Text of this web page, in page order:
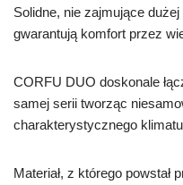
Solidne, nie zajmujące
gwarantują komfort przez
CORFU DUO doskonale
samej serii tworząc
charakterystycznego
Materiał, z którego powstał